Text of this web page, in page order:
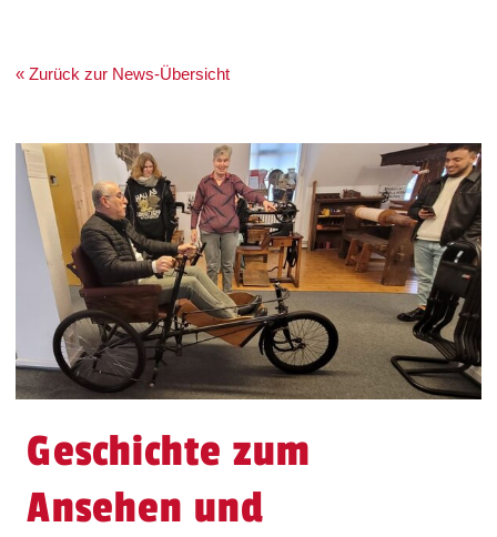
« Zurück zur News-Übersicht
Geschichte zum
Ansehen und